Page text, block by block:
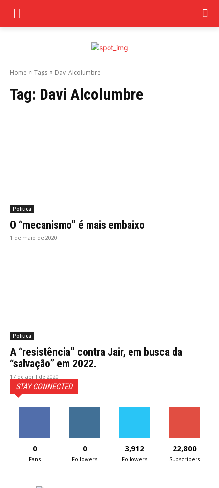
Home Tags Davi Alcolumbre
Tag: Davi Alcolumbre
Politica
O “mecanismo” é mais embaixo
1 de maio de 2020
Politica
A “resistência” contra Jair, em busca da
“salvação” em 2022.
17 de abril de 2020
STAY CONNECTED
0
Fans
0
Followers
3,912
Followers
22,800
Subscribers